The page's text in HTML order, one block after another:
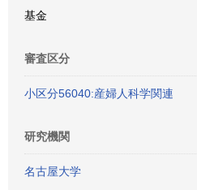
基金
審査区分
小区分56040:産婦人科学関連
研究機関
名古屋大学